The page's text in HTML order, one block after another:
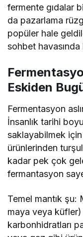
fermente gıdalar
da pazarlama
popüler hale
sohbet havasında
Eskiden
Fermentasyon
İnsanlık tarihi
saklayabilmek
ürünlerinden
kadar pek çok
fermantasyon
Temel mantık
maya veya küfler)
karbonhidratları